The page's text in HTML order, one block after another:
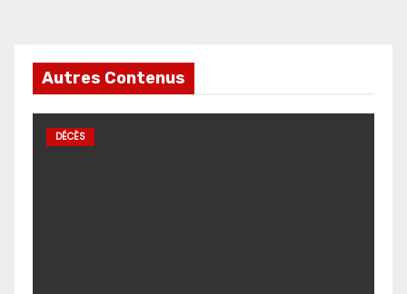
Autres Contenus
DÉCÈS